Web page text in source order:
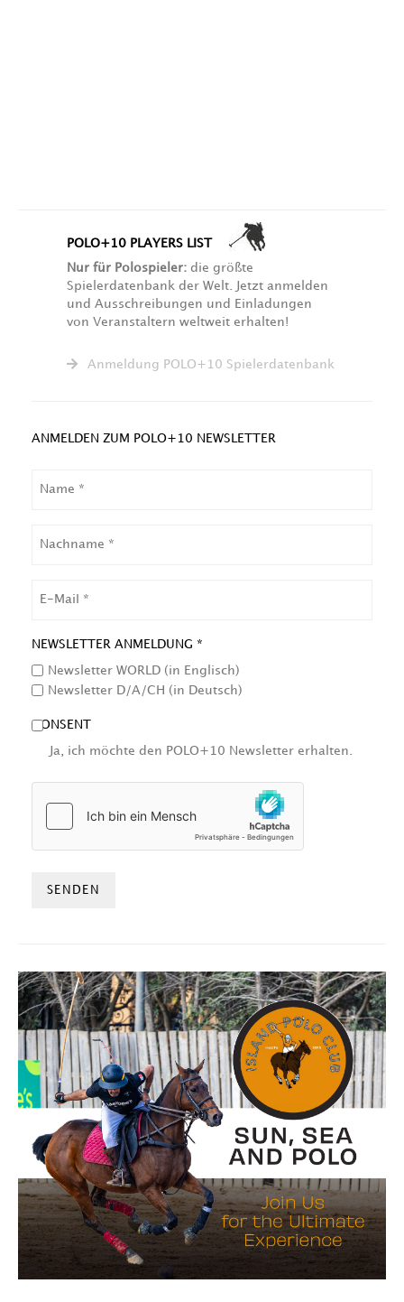
POLO+10 PLAYERS LIST
Nur für Polospieler: die größte
Spielerdatenbank der Welt. Jetzt anmelden
und Ausschreibungen und Einladungen
von Veranstaltern weltweit erhalten!
Anmeldung POLO+10 Spielerdatenbank
ANMELDEN ZUM POLO+10 NEWSLETTER
NEWSLETTER ANMELDUNG *
Newsletter WORLD (in Englisch)
Newsletter D/A/CH (in Deutsch)
CONSENT
Ja, ich möchte den POLO+10 Newsletter erhalten.